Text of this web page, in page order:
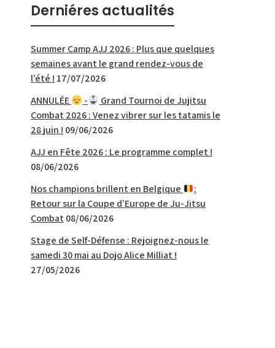
Derniéres actualités
Summer Camp AJJ 2026 : Plus que quelques
semaines avant le grand rendez-vous de
l’été ! 17/07/2026
ANNULÉE
-
Grand Tournoi de Jujitsu
Combat 2026 : Venez vibrer sur les tatamis le
28 juin ! 09/06/2026
AJJ en Fête 2026 : Le programme complet !
08/06/2026
Nos champions brillent en Belgique
:
Retour sur la Coupe d’Europe de Ju-Jitsu
Combat 08/06/2026
Stage de Self-Défense : Rejoignez-nous le
samedi 30 mai au Dojo Alice Milliat !
27/05/2026